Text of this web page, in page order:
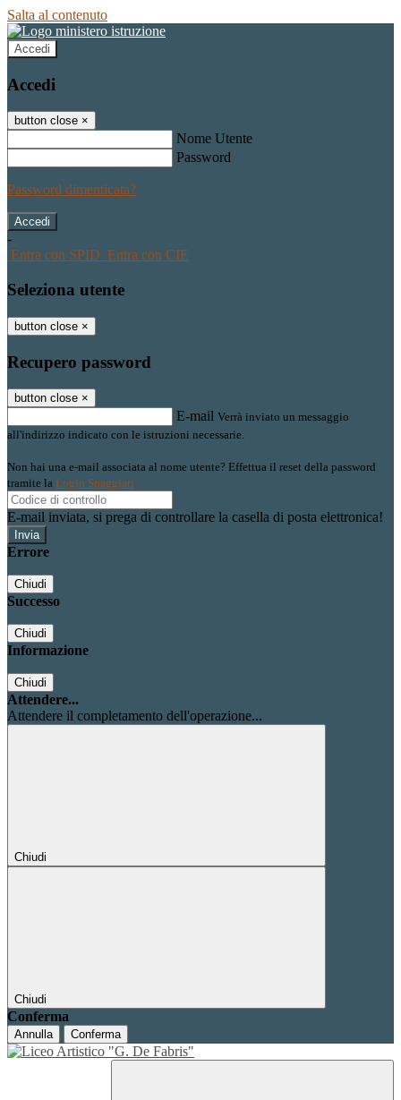
Salta al contenuto
Accedi
Accedi
button close ×
Nome Utente
Password
Password dimenticata?
-
Entra con SPID Entra con CIE
Seleziona utente
button close ×
Recupero password
button close ×
E-mail Verrà inviato un messaggio
all'indirizzo indicato con le istruzioni necessarie.
Non hai una e-mail associata al nome utente? Effettua il reset della password
tramite la Login Spaggiari
E-mail inviata, si prega di controllare la casella di posta elettronica!
Errore
Chiudi
Successo
Chiudi
Informazione
Chiudi
Attendere...
Attendere il completamento dell'operazione...
Chiudi
Chiudi
Conferma
Annulla Conferma